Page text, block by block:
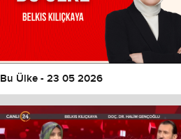
Bu Ülke - 23 05 2026